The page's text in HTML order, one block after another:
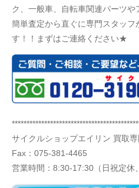
ク、一般車、自転車関連パーツや
簡単査定から直ぐに専門スタッフ
す！！まずはご連絡ください★
サイクルショップエイリン 買取専
Fax：075-381-4465
営業時間：8:30-17:30（日祝定休